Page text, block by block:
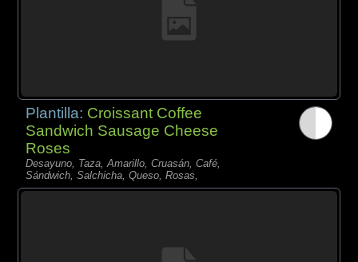
Plantilla: Croissant Coffee
Sandwich Sausage Cheese
Roses
Desayuno, Taza, Amarillo, Cruasán, Café,
Sándwich, Salchicha, Queso, Rosas,